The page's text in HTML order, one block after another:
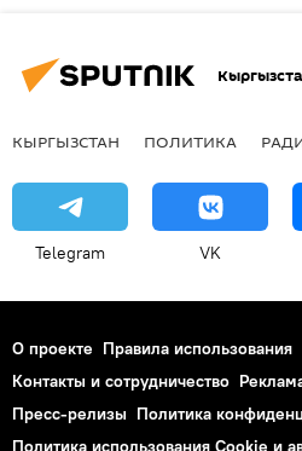
КЫРГЫЗСТАН ПОЛИТИКА
Telegram VK
О проекте Правила использования
Контакты и сотрудничество
Пресс-релизы Политика
Политика использования Cookie и